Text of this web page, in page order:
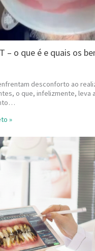
– o que é e quais os
desconforto ao
o que, infelizmente, leva
»